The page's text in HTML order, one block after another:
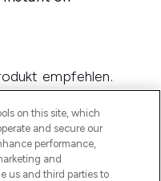
on this site, which
and secure our
performance,
and
us and third parties to